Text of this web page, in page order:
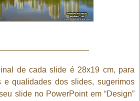
de cada slide é 28x19 cm, para
e qualidades dos slides, sugerimos
slide no PowerPoint em “Design”